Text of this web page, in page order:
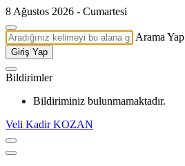
8 Ağustos 2026 - Cumartesi
Arama Yap
Giriş Yap
Bildirimler
Bildiriminiz bulunmamaktadır.
Veli Kadir KOZAN